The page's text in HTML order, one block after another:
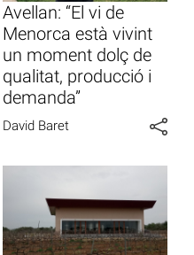
Avellan: “El vi de
Menorca està vivint
un moment dolç de
qualitat, producció i
demanda”
David Baret